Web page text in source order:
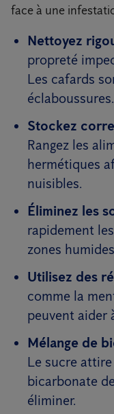
face à une
Nettoyez
propreté
Les cafards
éclaboussures.
Stockez
Rangez les
hermétiques
nuisibles.
Éliminez les
rapidement
zones
Utilisez des
comme la
peuvent aider
Mélange de
Le sucre
bicarbonate
éliminer.